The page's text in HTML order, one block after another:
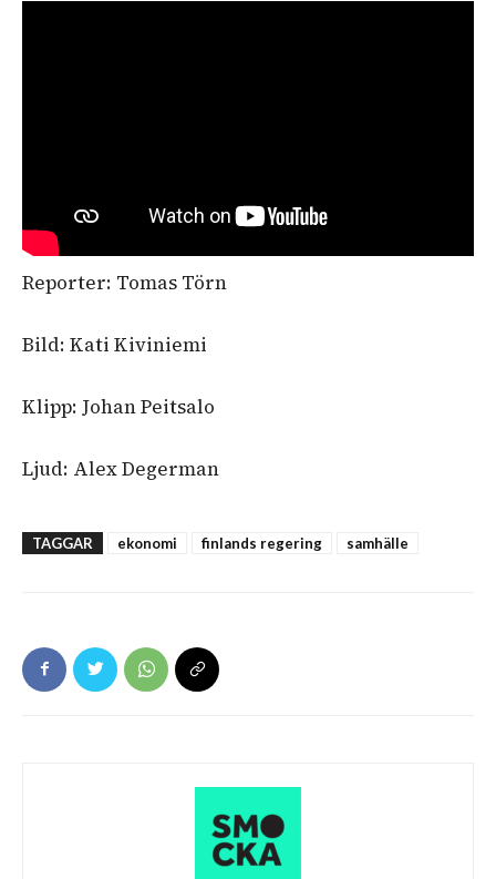
Reporter: Tomas Törn
Bild: Kati Kiviniemi
Klipp: Johan Peitsalo
Ljud: Alex Degerman
TAGGAR ekonomi finlands regering samhälle